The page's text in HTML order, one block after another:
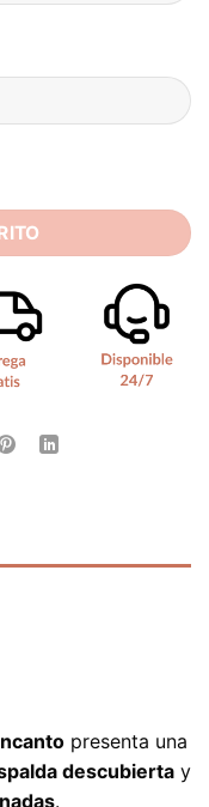
cantidad
presenta una
descubierta y
.